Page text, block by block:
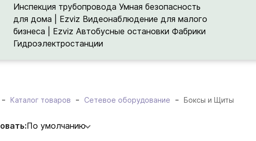
Инспекция трубопровода Умная безопасность
для дома | Ezviz Видеонаблюдение для малого
бизнеса | Ezviz Автобусные остановки Фабрики
Гидроэлектростанции
Каталог товаров Сетевое оборудование Боксы и Щиты
По умолчанию